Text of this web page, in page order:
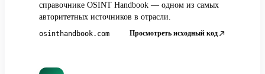
справочнике OSINT Handbook — одном из самых
авторитетных источников в отрасли.
osinthandbook.com Просмотреть исходный код